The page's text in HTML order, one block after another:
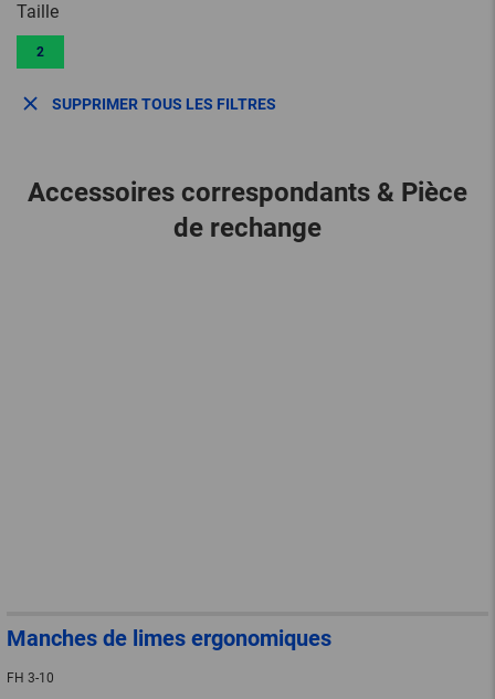
Taille
2
SUPPRIMER TOUS LES FILTRES
Accessoires correspondants & Pièce
de rechange
Manches de limes ergonomiques
FH 3-10